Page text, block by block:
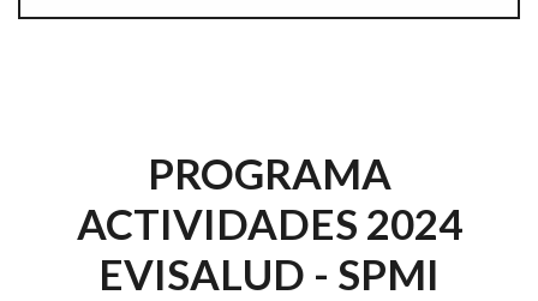
PROGRAMA
ACTIVIDADES 2024
EVISALUD - SPMI